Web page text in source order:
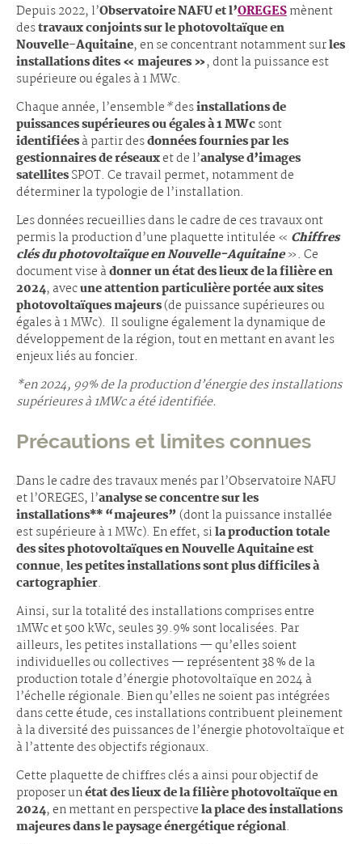
Depuis 2022, l’Observatoire NAFU et l’OREGESmènent
destravaux conjoints sur le photovoltaïque en
Nouvelle-Aquitaine, en se concentrant notamment surles
installations dites « majeures », dont la puissance est
supérieure ou égales à 1 MWc.
Chaque année, l’ensemble*desinstallations de
puissances supérieures ou égales à 1 MWcsont
identifiéesà partir desdonnées fournies par les
gestionnaires de réseauxet de l’analyse d’images
satellitesSPOT. Ce travail permet, notamment de
déterminer la typologie de l’installation.
Les données recueillies dans le cadre de ces travaux ont
permis la production d’une plaquette intitulée « Chiffres
clés du photovoltaïque en Nouvelle-Aquitaine». Ce
document vise àdonner un état des lieux de la filière en
2024, avecune attention particulière portée aux sites
photovoltaïques majeurs(de puissance supérieures ou
égales à 1 MWc). Il souligne également la dynamique de
développement de la région, tout en mettant en avant les
enjeux liés au foncier.
*en 2024, 99% de la production d’énergie des installations
supérieures à 1MWc a été identifiée.
Précautions et limites connues
Dans le cadre des travaux menés par l’Observatoire NAFU
et l’OREGES, l’analyse se concentre sur les
installations** “majeures”(dont la puissance installée
est supérieure à 1 MWc). En effet, sila production totale
des sites photovoltaïques en Nouvelle Aquitaine est
connue,les petites installations sont plus difficiles à
cartographier.
Ainsi, sur la totalité des installations comprises entre
1MWc et 500 kWc, seules 39.9% sont localisées. Par
ailleurs, les petites installations — qu’elles soient
individuelles ou collectives — représentent 38 % de la
production totale d’énergie photovoltaïque en 2024 à
l’échelle régionale. Bien qu’elles ne soient pas intégrées
dans cette étude, ces installations contribuent pleinement
à la diversité des puissances de l’énergie photovoltaïque et
à l’attente des objectifs régionaux.
Cette plaquette de chiffres clés a ainsi pour objectif de
proposer unétat des lieux de la filière photovoltaïque en
2024, en mettant en perspectivela place des installations
majeures dans le paysage énergétique régional.